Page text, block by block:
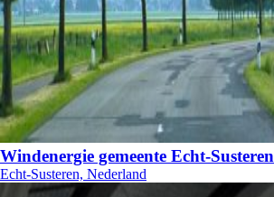
Windenergie gemeente Echt-Susteren
Echt-Susteren, Nederland